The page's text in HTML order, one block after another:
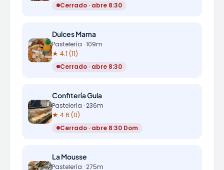
Cerrado · abre 8:30
Dulces Mama
Pastelería · 109m
★ 4.1 (11)
Cerrado · abre 8:30
Confitería Gula
Pastelería · 236m
★ 4.6 (0)
Cerrado · abre 8:30 Dom
La Mousse
Pastelería · 275m